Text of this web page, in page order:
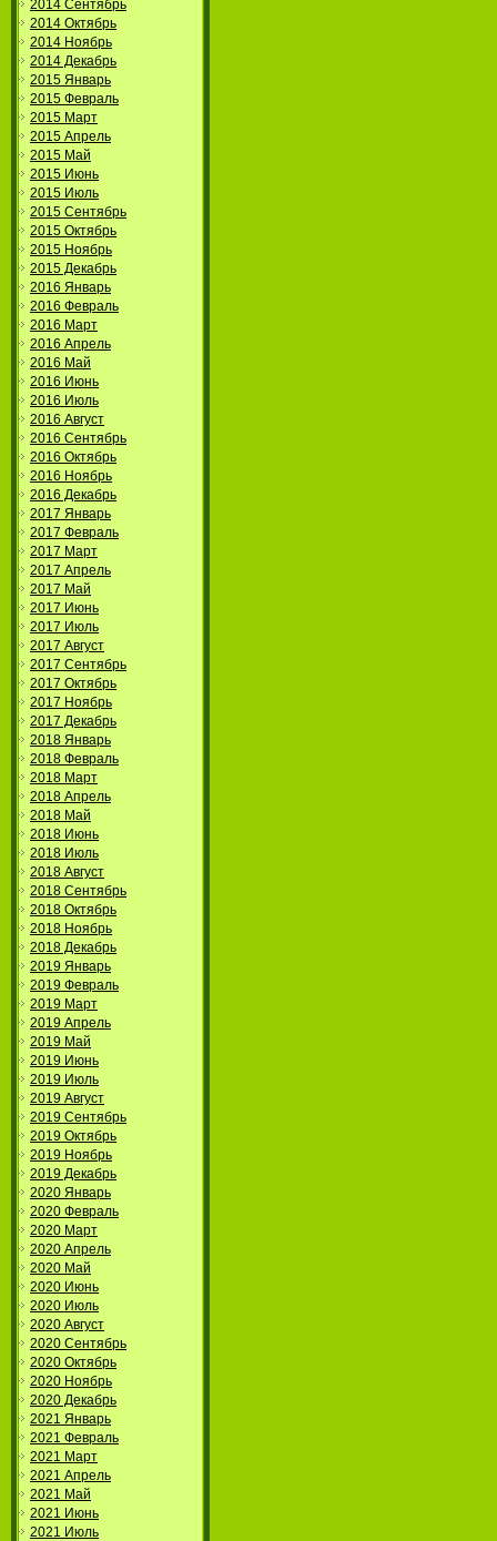
2014 Сентябрь
2014 Октябрь
2014 Ноябрь
2014 Декабрь
2015 Январь
2015 Февраль
2015 Март
2015 Апрель
2015 Май
2015 Июнь
2015 Июль
2015 Сентябрь
2015 Октябрь
2015 Ноябрь
2015 Декабрь
2016 Январь
2016 Февраль
2016 Март
2016 Апрель
2016 Май
2016 Июнь
2016 Июль
2016 Август
2016 Сентябрь
2016 Октябрь
2016 Ноябрь
2016 Декабрь
2017 Январь
2017 Февраль
2017 Март
2017 Апрель
2017 Май
2017 Июнь
2017 Июль
2017 Август
2017 Сентябрь
2017 Октябрь
2017 Ноябрь
2017 Декабрь
2018 Январь
2018 Февраль
2018 Март
2018 Апрель
2018 Май
2018 Июнь
2018 Июль
2018 Август
2018 Сентябрь
2018 Октябрь
2018 Ноябрь
2018 Декабрь
2019 Январь
2019 Февраль
2019 Март
2019 Апрель
2019 Май
2019 Июнь
2019 Июль
2019 Август
2019 Сентябрь
2019 Октябрь
2019 Ноябрь
2019 Декабрь
2020 Январь
2020 Февраль
2020 Март
2020 Апрель
2020 Май
2020 Июнь
2020 Июль
2020 Август
2020 Сентябрь
2020 Октябрь
2020 Ноябрь
2020 Декабрь
2021 Январь
2021 Февраль
2021 Март
2021 Апрель
2021 Май
2021 Июнь
2021 Июль